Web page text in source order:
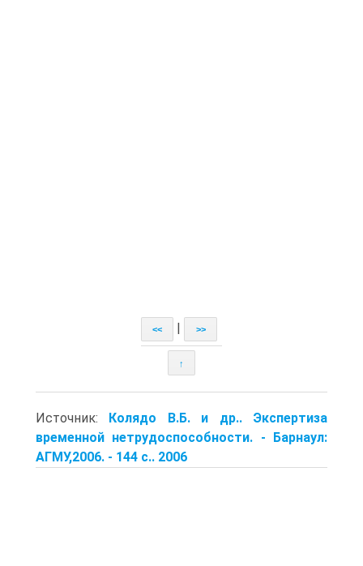
<< >>
↑
Источник: Колядо В.Б. и др.. Экспертиза
временной нетрудоспособности. - Барнаул:
АГМУ,2006. - 144 с.. 2006